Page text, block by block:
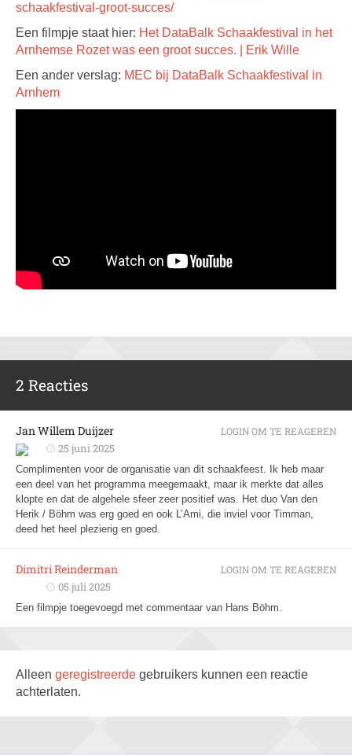
schaakfestival-groot-succes/
Een filmpje staat hier: Het DataBalk Schaakfestival in het
Arnhemse Rozet was een groot succes. | Erik Wille
Een ander verslag: MEC bij DataBalk Schaakfestival in
Arnhem
2 Reacties
Jan Willem Duijzer
25 juni 2025
Complimenten voor de organisatie van dit schaakfeest. Ik heb maar
een deel van het programma meegemaakt, maar ik merkte dat alles
klopte en dat de algehele sfeer zeer positief was. Het duo Van den
Herik / Böhm was erg goed en ook L’Ami, die inviel voor Timman,
deed het heel plezierig en goed.
LOGIN OM TE REAGEREN
Dimitri Reinderman
05 juli 2025
Een filmpje toegevoegd met commentaar van Hans Böhm.
LOGIN OM TE REAGEREN
Alleen geregistreerde gebruikers kunnen een reactie
achterlaten.